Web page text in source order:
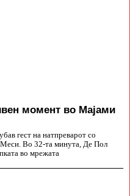
момент во Мајами
гест на натпреварот со
Меси. Во 32-та минута, Де Пол
во мрежата